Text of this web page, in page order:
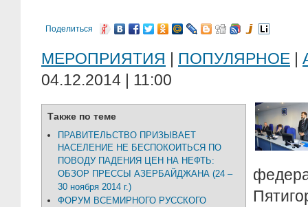
Поделиться
МЕРОПРИЯТИЯ | ПОПУЛЯРНОЕ |
04.12.2014 | 11:00
Также по теме
ПРАВИТЕЛЬСТВО ПРИЗЫВАЕТ
НАСЕЛЕНИЕ НЕ БЕСПОКОИТЬСЯ ПО
ПОВОДУ ПАДЕНИЯ ЦЕН НА НЕФТЬ:
ОБЗОР ПРЕССЫ АЗЕРБАЙДЖАНА (24 –
30 ноября 2014 г.)
ФОРУМ ВСЕМИРНОГО РУССКОГО